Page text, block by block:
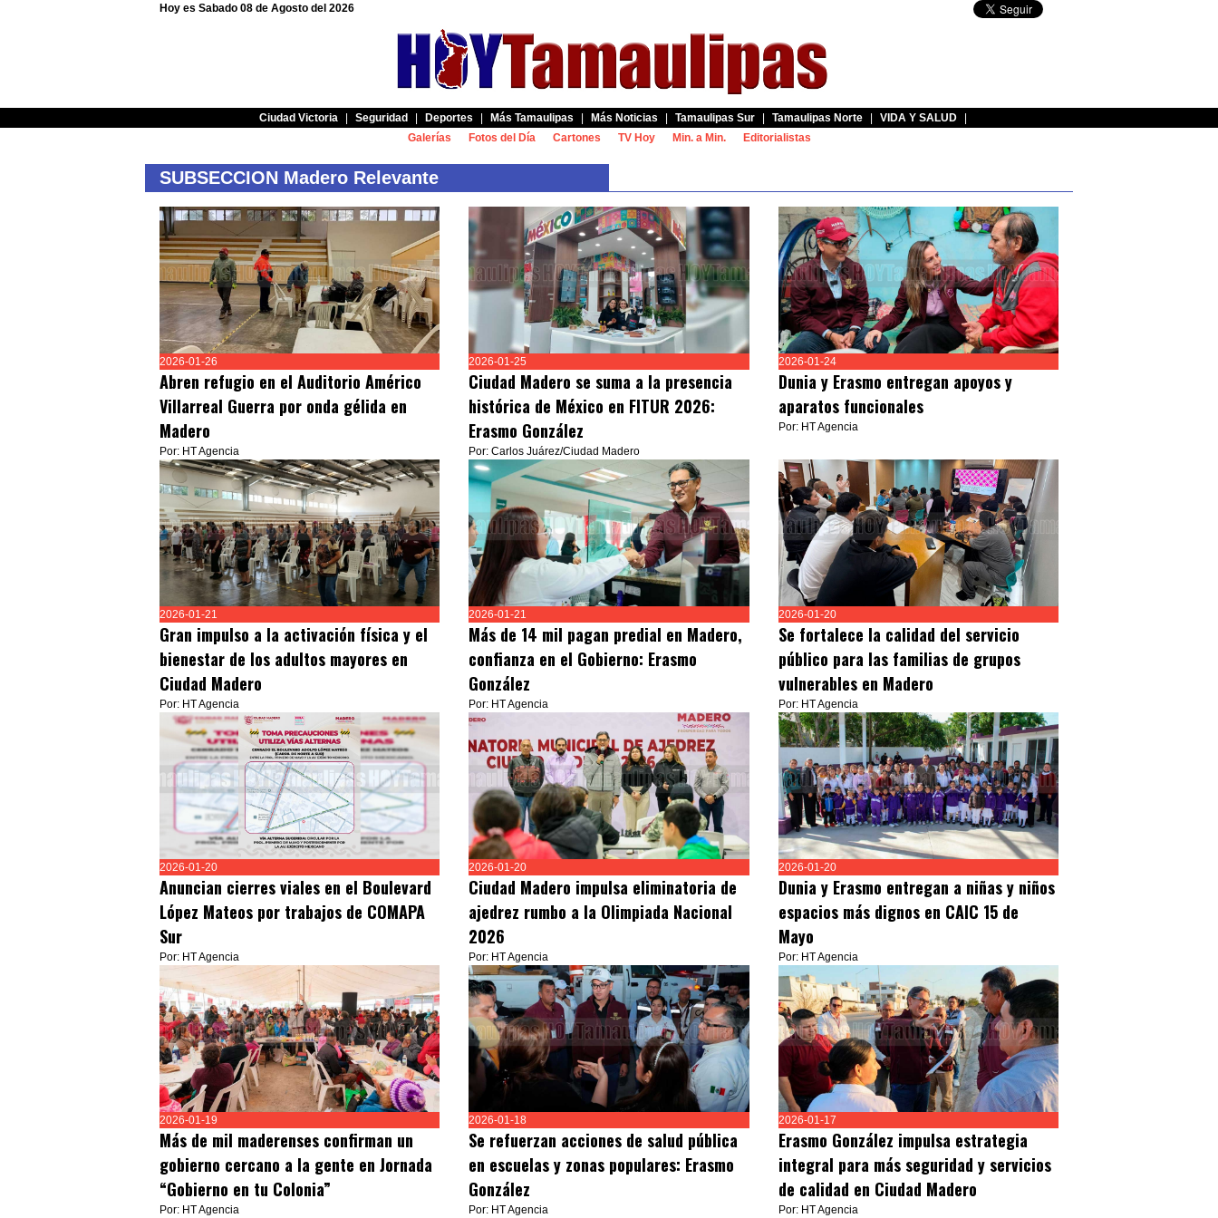
Hoy es Sabado 08 de Agosto del 2026
Ciudad Victoria Seguridad Deportes Más Tamaulipas Más Noticias Tamaulipas Sur Tamaulipas Norte VIDA Y SALUD
Galerías
Fotos del Día Cartones TV Hoy Min. a Min. Editorialistas
SUBSECCION Madero Relevante
2026-01-26
Abren refugio en el Auditorio Américo
Villarreal Guerra por onda gélida en
Madero
Por: HT Agencia
2026-01-25
Ciudad Madero se suma a la presencia
histórica de México en FITUR 2026:
Erasmo González
Por: Carlos Juárez/Ciudad Madero
2026-01-24
Dunia y Erasmo entregan apoyos y
aparatos funcionales
Por: HT Agencia
2026-01-21
Gran impulso a la activación física y el
bienestar de los adultos mayores en
Ciudad Madero
Por: HT Agencia
2026-01-21
Más de 14 mil pagan predial en Madero,
confianza en el Gobierno: Erasmo
González
Por: HT Agencia
2026-01-20
Se fortalece la calidad del servicio
público para las familias de grupos
vulnerables en Madero
Por: HT Agencia
2026-01-20
Anuncian cierres viales en el Boulevard
López Mateos por trabajos de COMAPA
Sur
Por: HT Agencia
2026-01-20
Ciudad Madero impulsa eliminatoria de
ajedrez rumbo a la Olimpiada Nacional
2026
Por: HT Agencia
2026-01-20
Dunia y Erasmo entregan a niñas y niños
espacios más dignos en CAIC 15 de
Mayo
Por: HT Agencia
2026-01-19
Más de mil maderenses confirman un
gobierno cercano a la gente en Jornada
“Gobierno en tu Colonia”
Por: HT Agencia
2026-01-18
Se refuerzan acciones de salud pública
en escuelas y zonas populares: Erasmo
González
Por: HT Agencia
2026-01-17
Erasmo González impulsa estrategia
integral para más seguridad y servicios
de calidad en Ciudad Madero
Por: HT Agencia